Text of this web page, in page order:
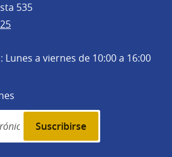
535
Lunes a viernes de 10:00 a 16:00